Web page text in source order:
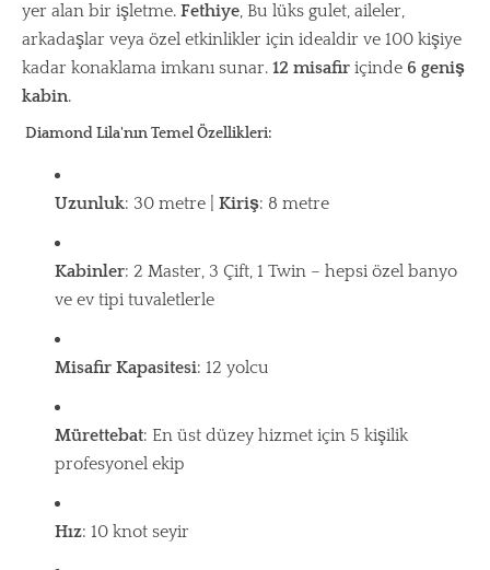
yer alan bir işletme. Fethiye, Bu lüks gulet, aileler,
arkadaşlar veya özel etkinlikler için idealdir ve 100 kişiye
kadar konaklama imkanı sunar. 12 misafir içinde 6 geniş
kabin.
Diamond Lila'nın Temel Özellikleri:
Uzunluk: 30 metre | Kiriş: 8 metre
Kabinler: 2 Master, 3 Çift, 1 Twin – hepsi özel banyo
ve ev tipi tuvaletlerle
Misafir Kapasitesi: 12 yolcu
Mürettebat: En üst düzey hizmet için 5 kişilik
profesyonel ekip
Hız: 10 knot seyir